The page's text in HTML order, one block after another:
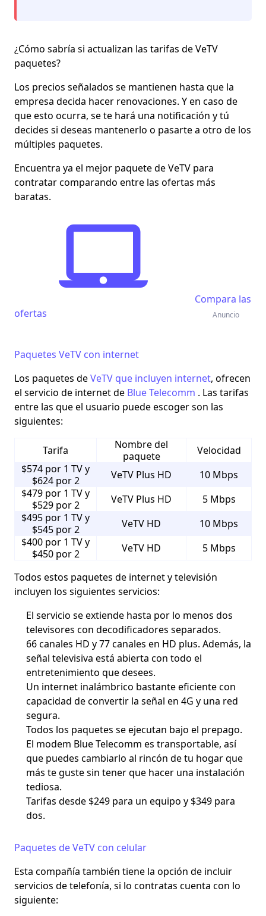
¿Cómo sabría si actualizan las tarifas de VeTV
paquetes?
Los precios señalados se mantienen hasta que la
empresa decida hacer renovaciones. Y en caso de
que esto ocurra, se te hará una notificación y tú
decides si deseas mantenerlo o pasarte a otro de los
múltiples paquetes.
Encuentra ya el mejor paquete de VeTV para
contratar comparando entre las ofertas más
baratas.
Compara las
ofertas
Anuncio
Paquetes VeTV con internet
Los paquetes deVeTV que incluyen internet, ofrecen
el servicio de internet de Blue Telecomm . Las tarifas
entre las que el usuario puede escoger son las
siguientes:
Tarifa
Nombre del
paquete
Velocidad
$574 por 1 TV y
$624 por 2
VeTV Plus HD
10 Mbps
$479 por 1 TV y
$529 por 2
VeTV Plus HD
5 Mbps
$495 por 1 TV y
$545 por 2
VeTV HD
10 Mbps
$400 por 1 TV y
$450 por 2
VeTV HD 5 Mbps
Todos estos paquetes de internet y televisión
incluyen los siguientes servicios:
El servicio se extiende hasta por lo menos dos
televisores con decodificadores separados.
66 canales HD y 77 canales en HD plus. Además, la
señal televisiva está abierta con todo el
entretenimiento que desees.
Un internet inalámbrico bastante eficiente con
capacidad de convertir la señal en 4G y una red
segura.
Todos los paquetes se ejecutan bajo el prepago.
El modem Blue Telecomm es transportable, así
que puedes cambiarlo al rincón de tu hogar que
más te guste sin tener que hacer una instalación
tediosa.
Tarifas desde $249 para un equipo y $349 para
dos.
Paquetes de VeTV con celular
Esta compañía también tiene la opción de incluir
servicios de telefonía, si lo contratas cuenta con lo
siguiente: